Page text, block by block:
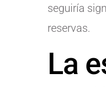
seguiría
reservas.
La